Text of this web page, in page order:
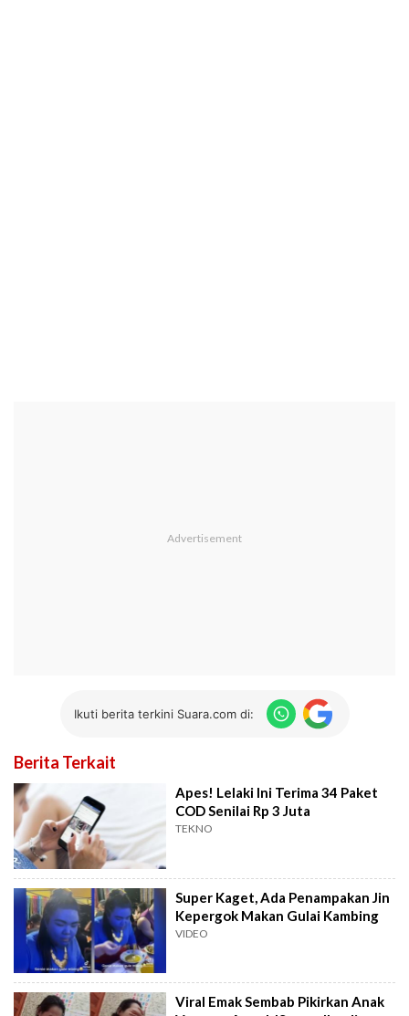
Ikuti berita terkini Suara.com di:
Berita Terkait
Apes! Lelaki Ini Terima 34 Paket
COD Senilai Rp 3 Juta
TEKNO
Super Kaget, Ada Penampakan Jin
Kepergok Makan Gulai Kambing
VIDEO
Viral Emak Sembab Pikirkan Anak